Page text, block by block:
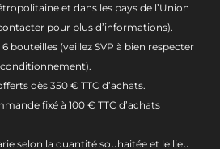
et dans les pays de l’Union
pour plus d’informations).
bouteilles (veillez SVP à bien respecter
dès 350 € TTC d’achats.
fixé à 100 € TTC d’achats
selon la quantité souhaitée et le lieu